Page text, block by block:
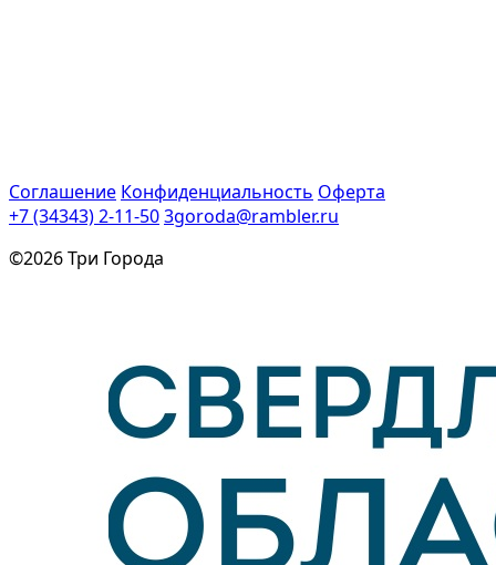
Соглашение Конфиденциальность Оферта
+7 (34343) 2-11-503goroda@rambler.ru
©2026 Три Города